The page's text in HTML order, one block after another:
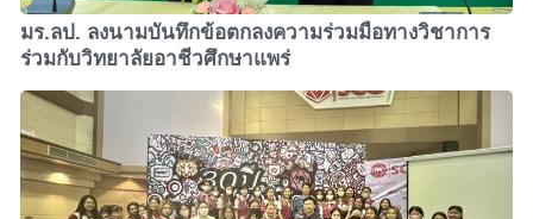
มร.ลป. ลงนามบันทึกข้อตกลงความร่วมมือทางวิชาการ
ร่วมกับวิทยาลัยอาชีวศึกษาแพร่